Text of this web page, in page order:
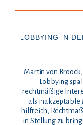
LOBBYING IN
Martin von
Lobbying
rechtmäßige
als inakzeptable
hilfreich,
in Stellung zu